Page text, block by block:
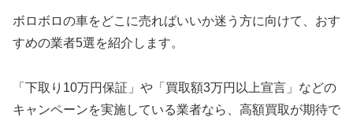
ボロボロの車をどこに売ればいいか迷う方に向けて、おす
すめの業者5選を紹介します。
「下取り10万円保証」や「買取額3万円以上宣言」などの
キャンペーンを実施している業者なら、高額買取が期待で